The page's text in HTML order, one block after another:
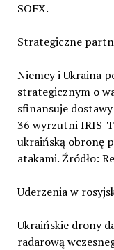
SOFX.
Strategiczne
Niemcy i Ukraina
strategicznym o
sfinansuje
36 wyrzutni IRIS-
ukraińską obronę
atakami. Źródło:
Uderzenia w
Ukraińskie drony
radarową